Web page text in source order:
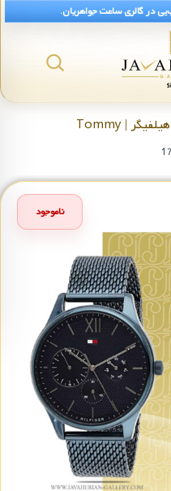
در گالری ساعت جواهریان.
تامی هیلفیگر | Tommy
ناموجود